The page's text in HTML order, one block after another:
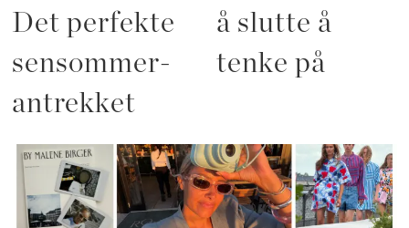
Det perfekte
sensommer-
antrekket
å slutte å
tenke på